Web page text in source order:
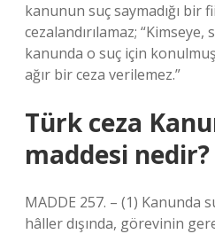
kanunun suç saymadığı bir
cezalandırılamaz;
kanunda o suç için
ağır bir ceza verilemez.”
Türk ceza
maddesi nedir?
MADDE 257. – (1) Kanunda
hâller dışında, görevinin